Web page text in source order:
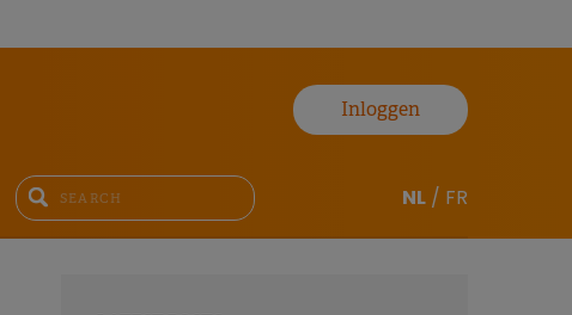
Inloggen
NL / FR